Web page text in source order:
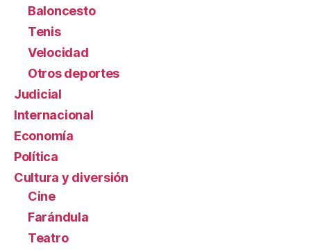
Baloncesto
Tenis
Velocidad
Otros deportes
Judicial
Internacional
Economía
Política
Cultura y diversión
Cine
Farándula
Teatro